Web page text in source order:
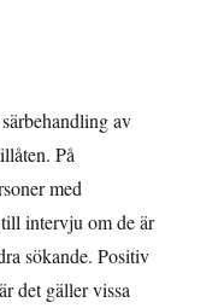
av
På
med
intervju om de är
sökande. Positiv
det gäller vissa